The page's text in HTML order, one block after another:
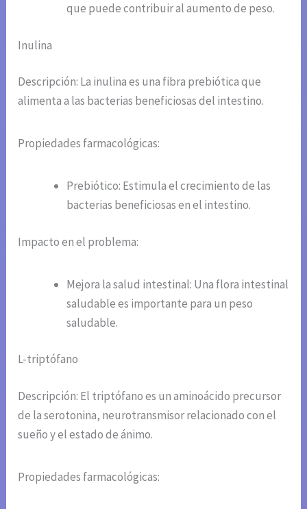
que puede contribuir al aumento de peso.
Inulina
Descripción: La inulina es una fibra prebiótica que
alimenta a las bacterias beneficiosas del intestino.
Propiedades farmacológicas:
Prebiótico: Estimula el crecimiento de las
bacterias beneficiosas en el intestino.
Impacto en el problema:
Mejora la salud intestinal: Una flora intestinal
saludable es importante para un peso
saludable.
L-triptófano
Descripción: El triptófano es un aminoácido precursor
de la serotonina, neurotransmisor relacionado con el
sueño y el estado de ánimo.
Propiedades farmacológicas: